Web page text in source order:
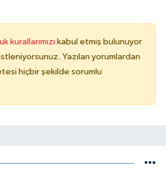
kurallarımızı kabul etmiş bulunuyor
Yazılan yorumlardan
hiçbir şekilde sorumlu